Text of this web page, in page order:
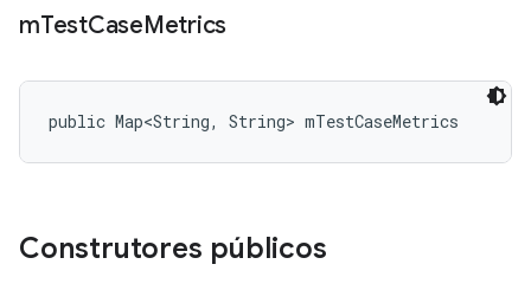
mTestCaseMetrics
public Map<String, String> mTestCaseMetrics
Construtores públicos